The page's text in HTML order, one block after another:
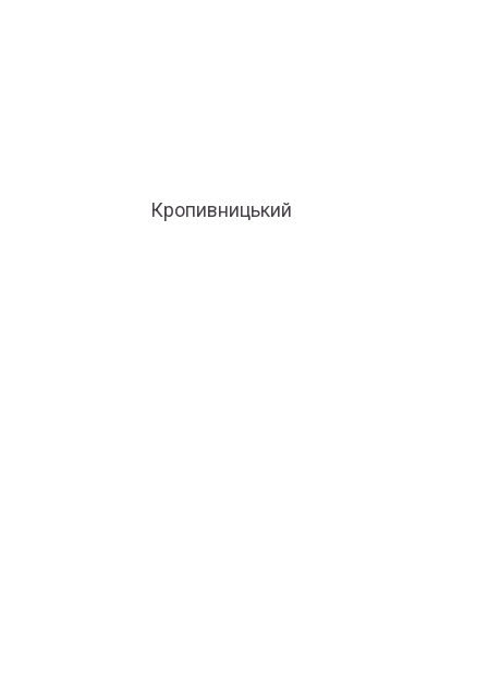
Кропивницький